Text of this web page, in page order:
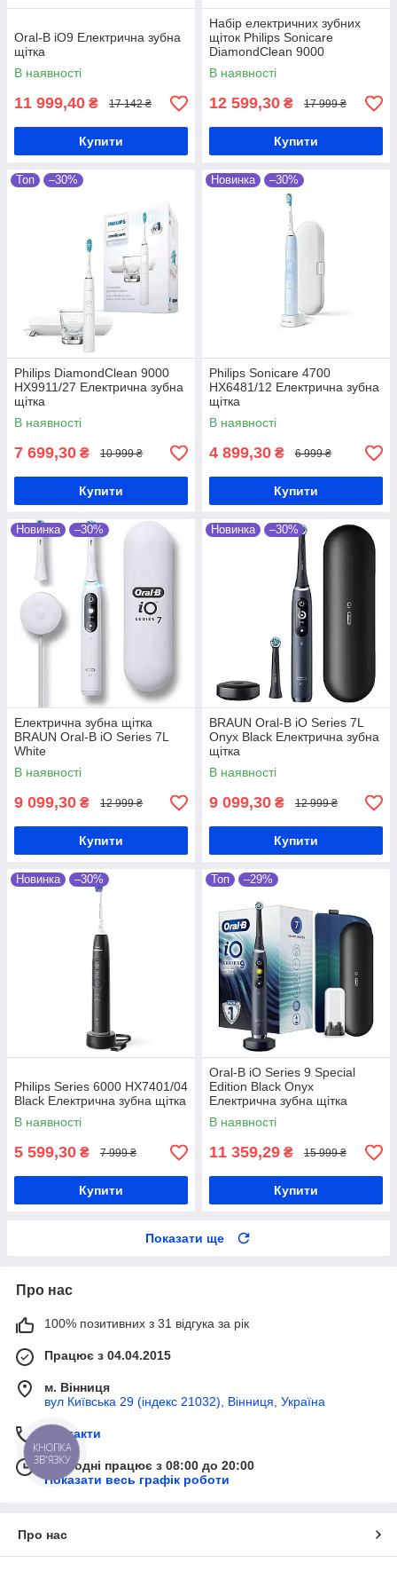
Oral-B iO9 Електрична зубна
щітка
В наявності
11 999,40 ₴ 17 142 ₴
Купити
Набір електричних зубних
щіток Philips Sonicare
DiamondClean 9000
HX9914/61
В наявності
12 599,30 ₴ 17 999 ₴
Купити
Топ –30%
Philips DiamondClean 9000
HX9911/27 Електрична зубна
щітка
В наявності
7 699,30 ₴ 10 999 ₴
Купити
Новинка –30%
Philips Sonicare 4700
HX6481/12 Електрична зубна
щітка
В наявності
4 899,30 ₴ 6 999 ₴
Купити
Новинка –30%
Електрична зубна щітка
BRAUN Oral-B iO Series 7L
White
В наявності
9 099,30 ₴ 12 999 ₴
Купити
Новинка –30%
BRAUN Oral-B iO Series 7L
Onyx Black Електрична зубна
щітка
В наявності
9 099,30 ₴ 12 999 ₴
Купити
Новинка –30%
Philips Series 6000 HX7401/04
Black Електрична зубна щітка
В наявності
5 599,30 ₴ 7 999 ₴
Купити
Топ –29%
Oral-B iO Series 9 Special
Edition Black Onyx
Електрична зубна щітка
В наявності
11 359,29 ₴ 15 999 ₴
Купити
Показати ще
Про нас
100% позитивних з 31 відгука за рік
Працює з 04.04.2015
м. Вінниця
вул Київська 29 (індекс 21032), Вінниця, Україна
Контакти
Сьогодні працює з 08:00 до 20:00
Показати весь графік роботи
Про нас
КНОПКА
ЗВ'ЯЗКУ